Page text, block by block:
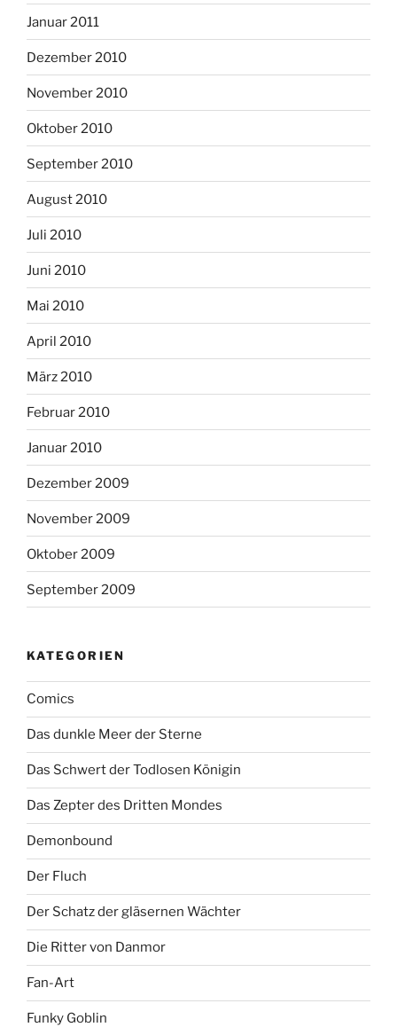
Januar 2011
Dezember 2010
November 2010
Oktober 2010
September 2010
August 2010
Juli 2010
Juni 2010
Mai 2010
April 2010
März 2010
Februar 2010
Januar 2010
Dezember 2009
November 2009
Oktober 2009
September 2009
KATEGORIEN
Comics
Das dunkle Meer der Sterne
Das Schwert der Todlosen Königin
Das Zepter des Dritten Mondes
Demonbound
Der Fluch
Der Schatz der gläsernen Wächter
Die Ritter von Danmor
Fan-Art
Funky Goblin